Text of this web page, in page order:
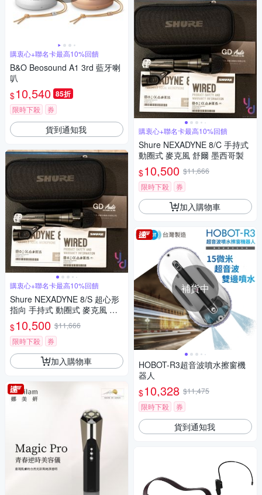
購衷心+聯名卡最高10%回饋
B&O Beosound A1 3rd 藍牙喇
叭
$10,540 85折
限時下殺 券
貨到通知我
購衷心+聯名卡最高10%回饋
Shure NEXADYNE 8/S 超心形
指向 手持式 動圈式 麥克風 舒
爾
$10,500 $11,666
限時下殺
券
加入購物車
購衷心+聯名卡最高10%回饋
Shure NEXADYNE 8/C 手持式
動圈式 麥克風 舒爾 墨西哥製
$10,500 $11,666
限時下殺
券
加入購物車
補貨中
HOBOT-R3超音波噴水擦窗機
器人
$10,328 $11,475
限時下殺
券
貨到通知我